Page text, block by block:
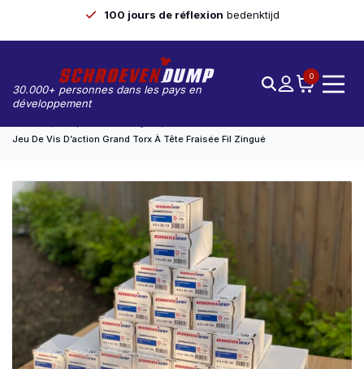
Gratuità partir de €99
30.000+ personnes dans les pays en
développement
0
Jeu De Vis D’action Grand Torx À Tête Fraisée Fil Zingué